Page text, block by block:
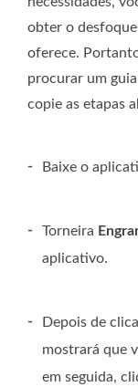
obter o
oferece.
procurar um
copie as etapas
- Baixe o
- Torneira
aplicativo.
-
Depois de
mostrará que
em seguida,